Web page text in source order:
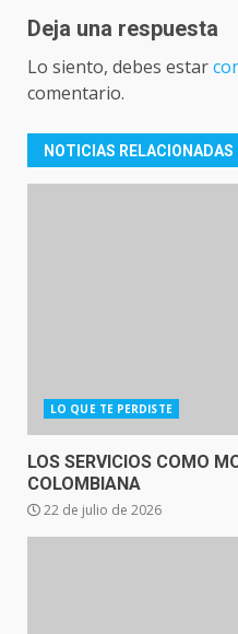
Deja una respuesta
Lo siento, debes estar
comentario.
NOTICIAS RELACIONADAS
LO QUE TE PERDISTE
LOS SERVICIOS COMO
COLOMBIANA
22 de julio de 2026